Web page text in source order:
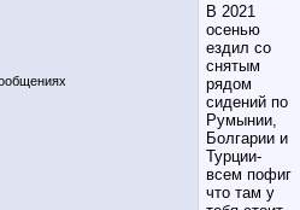
В 2021
осенью
ездил со
снятым
рядом
сидений по
Румынии,
Болгарии и
Турции-
всем пофиг
что там у